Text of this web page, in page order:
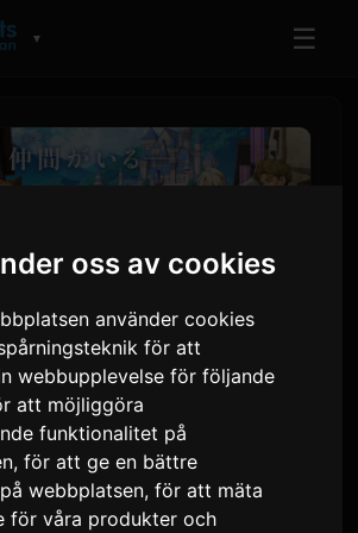
oss av cookies
använder cookies
för att
webbupplevelse för följande
att möjliggöra
funktionalitet på
,för att ge en bättre
webbplatsen,för att mäta
för våra produkter och
▼ ☰
This to Me
lägger till
och Kinoshita